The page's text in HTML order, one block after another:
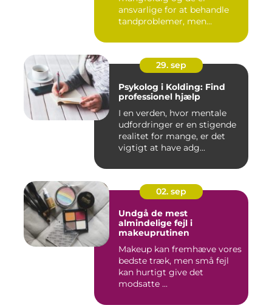
ansvarlige for at behandle
tandproblemer, men
29. sep
Psykolog i Kolding: Find
professionel hjælp
I en verden, hvor mentale
udfordringer er en stigende
realitet for mange, er det
vigtigt at have adg...
02. sep
Undgå de mest
almindelige fejl i
makeuprutinen
Makeup kan fremhæve vores
bedste træk, men små fejl
kan hurtigt give det
modsatte ...